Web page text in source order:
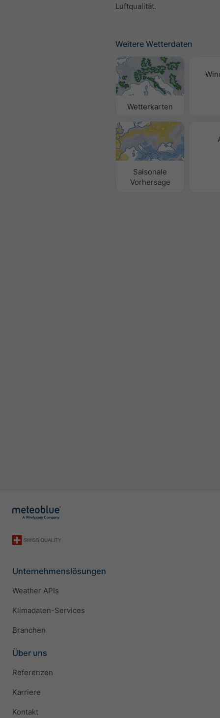
Luftqualität.
Weitere Wetterdaten
Wetterkarten
Saisonale
Vorhersage
Unternehmenslösungen
Weather APIs
Klimadaten-Services
Branchen
Über uns
Referenzen
Karriere
Kontakt